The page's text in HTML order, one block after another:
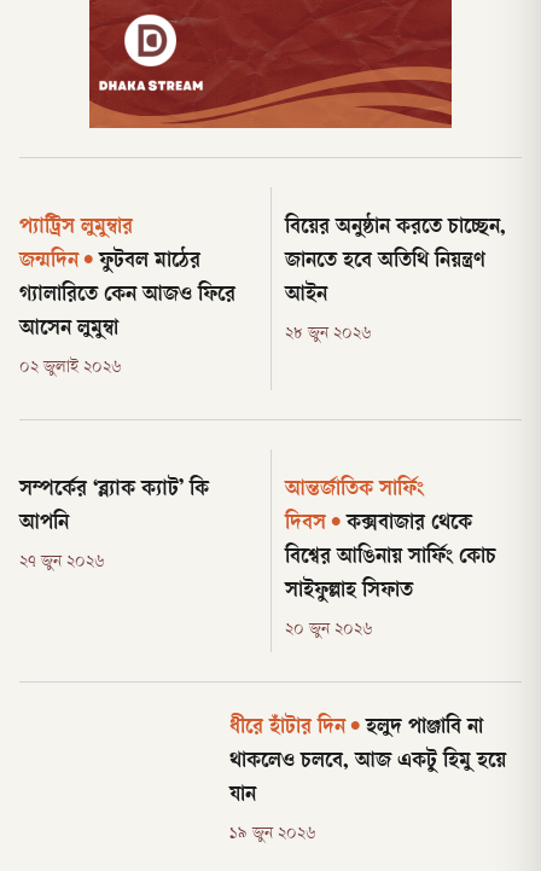
প্যাট্রিস লুমুম্বার
জন্মদিন • ফুটবল মাঠের
গ্যালারিতে কেন আজও ফিরে
আসেন লুমুম্বা
০২ জুলাই ২০২৬
বিয়ের অনুষ্ঠান করতে চাচ্ছেন,
জানতে হবে অতিথি নিয়ন্ত্রণ
আইন
২৮ জুন ২০২৬
সম্পর্কের ‘ব্ল্যাক ক্যাট’ কি
আপনি
২৭ জুন ২০২৬
আন্তর্জাতিক সার্ফিং
দিবস • কক্সবাজার থেকে
বিশ্বের আঙিনায় সার্ফিং কোচ
সাইফুল্লাহ সিফাত
২০ জুন ২০২৬
ধীরে হাঁটার দিন • হলুদ পাঞ্জাবি না
থাকলেও চলবে, আজ একটু হিমু হয়ে
যান
১৯ জুন ২০২৬